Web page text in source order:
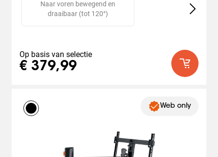
Naar voren bewegend en
draaibaar (tot 120°)
Op basis van selectie
€ 379,99
Web only